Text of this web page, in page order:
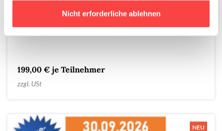
Nicht erforderliche ablehnen
gestalten, dass es später kein böses Erwachen gibt.
Inklusive Teilnahmebestätigung nach § 15 FAO
199,00 € je Teilnehmer
zzgl. USt